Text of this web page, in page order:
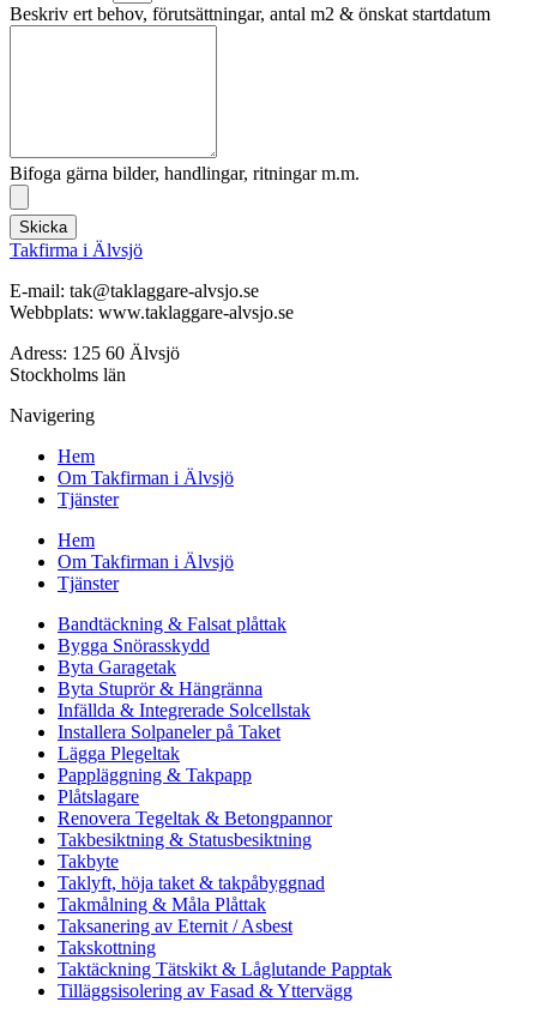
Beskriv ert behov, förutsättningar, antal m2 & önskat startdatum
Bifoga gärna bilder, handlingar, ritningar m.m.
Skicka
Takfirma i Älvsjö
E-mail: tak@taklaggare-alvsjo.se
Webbplats: www.taklaggare-alvsjo.se
Adress: 125 60 Älvsjö
Stockholms län
Navigering
Hem
Om Takfirman i Älvsjö
Tjänster
Hem
Om Takfirman i Älvsjö
Tjänster
Bandtäckning & Falsat plåttak
Bygga Snörasskydd
Byta Garagetak
Byta Stuprör & Hängränna
Infällda & Integrerade Solcellstak
Installera Solpaneler på Taket
Lägga Plegeltak
Pappläggning & Takpapp
Plåtslagare
Renovera Tegeltak & Betongpannor
Takbesiktning & Statusbesiktning
Takbyte
Taklyft, höja taket & takpåbyggnad
Takmålning & Måla Plåttak
Taksanering av Eternit / Asbest
Takskottning
Taktäckning Tätskikt & Låglutande Papptak
Tilläggsisolering av Fasad & Yttervägg